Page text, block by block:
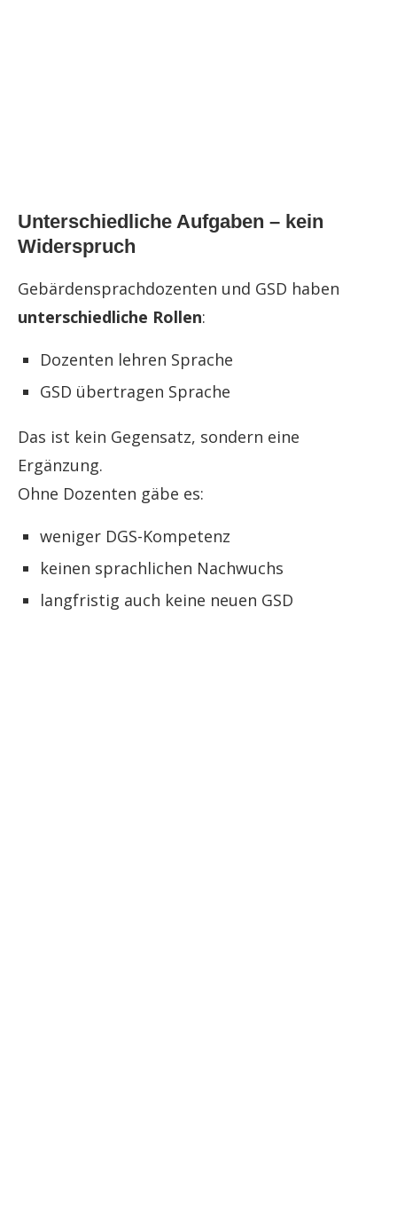
Unterschiedliche Aufgaben – kein
Widerspruch
Gebärdensprachdozenten und GSD haben
unterschiedliche Rollen:
Dozenten lehren Sprache
GSD übertragen Sprache
Das ist kein Gegensatz, sondern eine
Ergänzung.
Ohne Dozenten gäbe es:
weniger DGS-Kompetenz
keinen sprachlichen Nachwuchs
langfristig auch keine neuen GSD